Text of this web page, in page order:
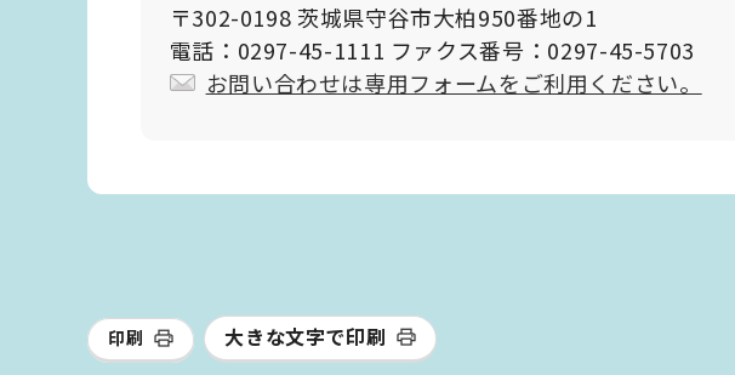
〒302-0198 茨城県守谷市大柏950番地の1
電話：0297-45-1111 ファクス番号：0297-45-5703
お問い合わせは専用フォームをご利用ください。
印刷 大きな文字で印刷